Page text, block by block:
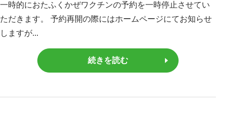
一時的におたふくかぜワクチンの予約を一時停止させてい
ただきます。 予約再開の際にはホームページにてお知らせ
しますが...
続きを読む